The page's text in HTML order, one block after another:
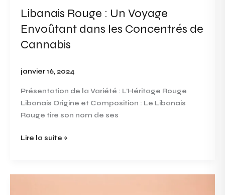
Libanais Rouge : Un Voyage
Envoûtant dans les Concentrés de
Cannabis
janvier 16, 2024
Présentation de la Variété : L’Héritage Rouge
Libanais Origine et Composition : Le Libanais
Rouge tire son nom de ses
Concentrés
de
Lire la suite »